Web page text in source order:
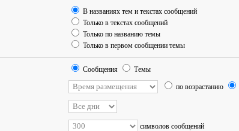
В названиях тем и текстах сообщений
Только в текстах сообщений
Только по названию темы
Только в первом сообщении темы
Сообщения
Темы
по возрастанию
символов сообщений